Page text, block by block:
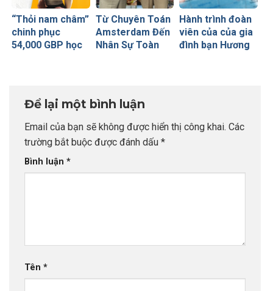
“Thỏi nam châm”
chinh phục
54,000 GBP học
Từ Chuyên Toán
Amsterdam Đến
Nhân Sự Toàn
Tạo Nên Thành
Công Vượt Bậc
Hành trình đoàn
viên của của gia
đình bạn Hương
Để lại một bình luận
Email của bạn sẽ không được hiển thị công khai. Các
trường bắt buộc được đánh dấu *
Bình luận *
Tên *